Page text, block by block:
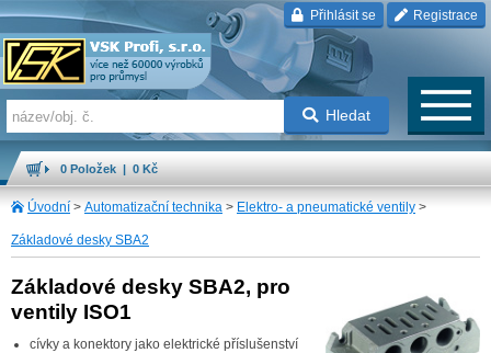
Přihlásit se Registrace
Hledat
0 Položek | 0 Kč
Úvodní > Automatizační technika > Elektro- a pneumatické ventily >
Základové desky SBA2
Základové desky SBA2, pro
ventily ISO1
cívky a konektory jako elektrické příslušenství